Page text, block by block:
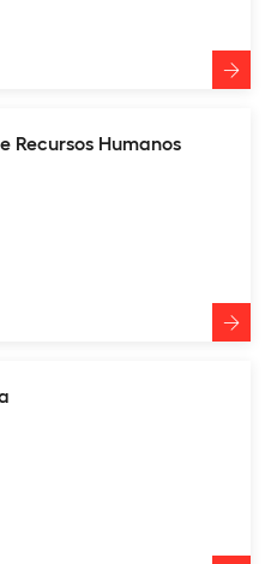
Recursos Humanos